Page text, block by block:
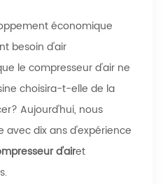
économique
besoin d'air
le compresseur d'air ne
choisira-t-elle de la
Aujourd'hui, nous
dix ans d'expérience
d'airet